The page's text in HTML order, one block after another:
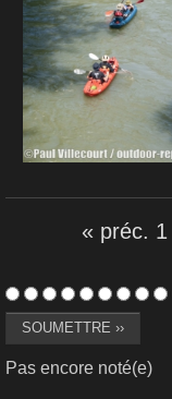
« préc. 1
Pas encore noté(e)